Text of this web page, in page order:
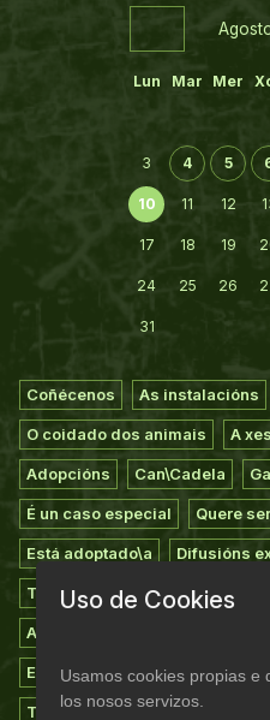
Lun Mar Mer
3 4 5
10 11 12
17 18 19
24 25 26
31
Coñécenos As instalacións
O coidado dos animais A
Adopcións Can\Cadela
É un caso especial Quere
Está adoptado\a Difusións
Todos os animais Extravíos
Apadriñamiento
Empresas colaboradoras
Teaming do refuxio Novas
Uso de Cookies
Usamos cookies propias e
los nosos servizos.